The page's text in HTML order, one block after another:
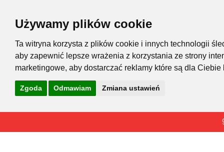
Używamy plików cookie
Ta witryna korzysta z plików cookie i innych technologii
aby zapewnić lepsze wrażenia z korzystania ze strony
marketingowe, aby dostarczać reklamy które są dla
Zgoda Odmawiam Zmiana ustawień